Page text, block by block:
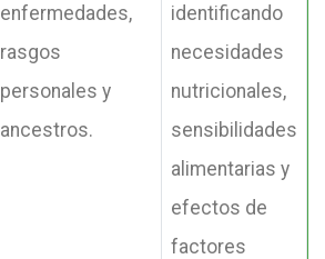
enfermedades,
rasgos
personales y
ancestros.
identificando
necesidades
nutricionales,
sensibilidades
alimentarias y
efectos de
factores